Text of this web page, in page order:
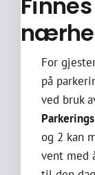
For
på
ved bruk
og 2 kan
vent med